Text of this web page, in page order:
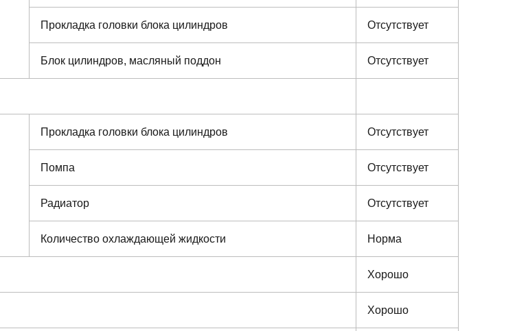
Прокладка головки блока цилиндров Отсутствует
Блок цилиндров, масляный поддон Отсутствует
Прокладка головки блока цилиндров Отсутствует
Помпа Отсутствует
Радиатор Отсутствует
Количество охлаждающей жидкости Норма
Хорошо
Хорошо